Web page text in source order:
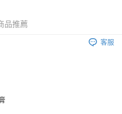
4個工作天到店，7天內取。逾期後
品推薦
客服